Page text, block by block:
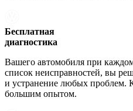
Бесплатная
диагностика
Вашего автомобиля при
список неисправностей, вы
и устранение любых проблем.
большим опытом.